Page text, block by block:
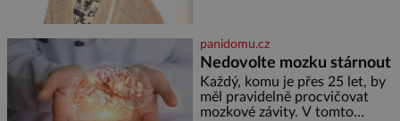
častěji mluví o svém odchodu.
Dohnala ji snad samota? Půs
panidomu.cz
Nedovolte mozku stárnout
Každý, komu je přes 25 let, by
měl pravidelně procvičovat
mozkové závity. V tomto